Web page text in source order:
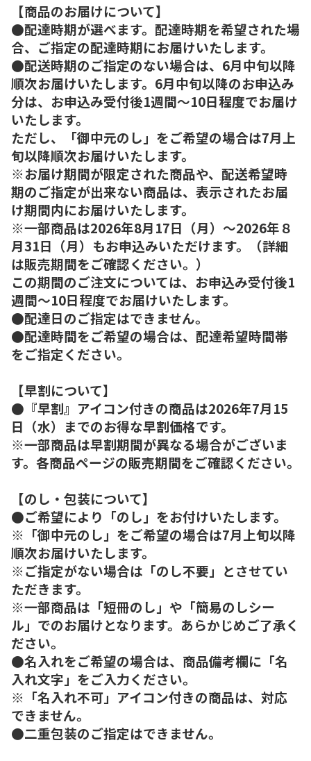
【商品のお届けについて】
●配達時期が選べます。配達時期を希望された場
合、ご指定の配達時期にお届けいたします。
●配送時期のご指定のない場合は、6月中旬以降
順次お届けいたします。6月中旬以降のお申込み
分は、お申込み受付後1週間～10日程度でお届け
いたします。
ただし、「御中元のし」をご希望の場合は7月上
旬以降順次お届けいたします。
※お届け期間が限定された商品や、配送希望時
期のご指定が出来ない商品は、表示されたお届
け期間内にお届けいたします。
※一部商品は2026年8月17日（月）～2026年８
月31日（月）もお申込みいただけます。（詳細
は販売期間をご確認ください。）
この期間のご注文については、お申込み受付後1
週間～10日程度でお届けいたします。
●配達日のご指定はできません。
●配達時間をご希望の場合は、配達希望時間帯
をご指定ください。
【早割について】
●『早割』アイコン付きの商品は2026年7月15
日（水）までのお得な早割価格です。
※一部商品は早割期間が異なる場合がございま
す。各商品ページの販売期間をご確認ください。
【のし・包装について】
●ご希望により「のし」をお付けいたします。
※「御中元のし」をご希望の場合は7月上旬以降
順次お届けいたします。
※ご指定がない場合は「のし不要」とさせてい
ただきます。
※一部商品は「短冊のし」や「簡易のしシー
ル」でのお届けとなります。あらかじめご了承く
ださい。
●名入れをご希望の場合は、商品備考欄に「名
入れ文字」をご入力ください。
※「名入れ不可」アイコン付きの商品は、対応
できません。
●二重包装のご指定はできません。